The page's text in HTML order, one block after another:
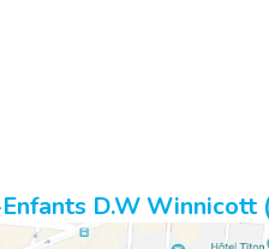
D.W Winnicott